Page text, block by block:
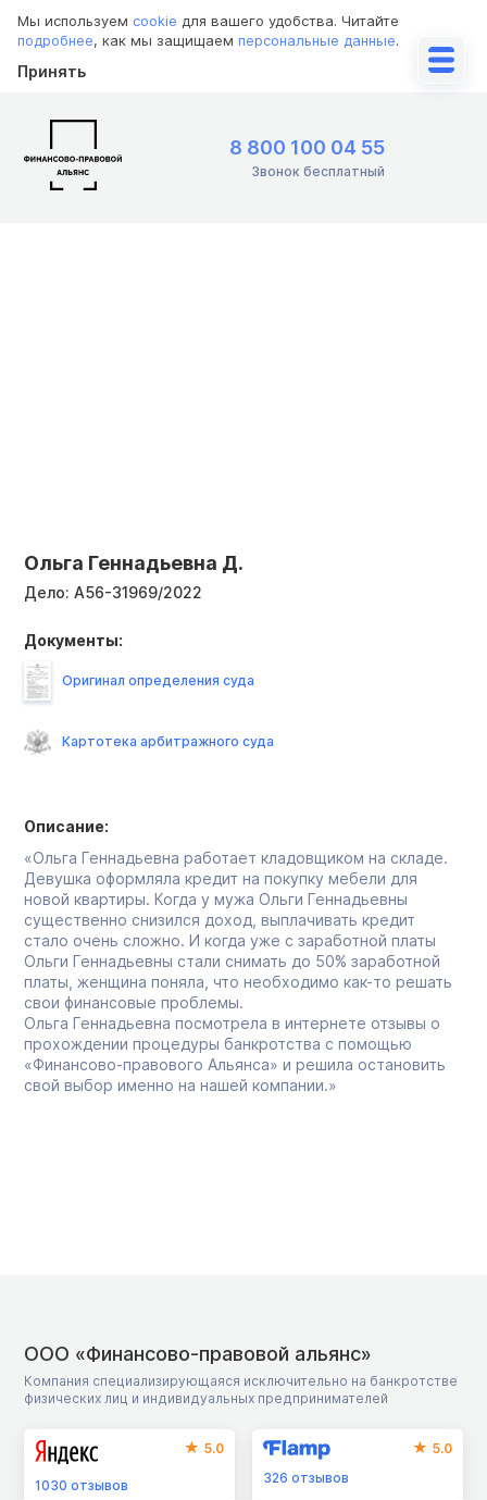
Мы используем cookie для вашего удобства. Читайте
подробнее, как мы защищаем персональные данные.
Принять
8 800 100 04 55
Звонок бесплатный
Ольга Геннадьевна Д.
Дело: А56-31969/2022
Описание:
«Ольга Геннадьевна работает кладовщиком на складе.
Девушка оформляла кредит на покупку мебели для
новой квартиры. Когда у мужа Ольги Геннадьевны
существенно снизился доход, выплачивать кредит
стало очень сложно. И когда уже с заработной платы
Ольги Геннадьевны стали снимать до 50% заработной
платы, женщина поняла, что необходимо как-то решать
свои финансовые проблемы.
Ольга Геннадьевна посмотрела в интернете отзывы о
прохождении процедуры банкротства с помощью
«Финансово-правового Альянса» и решила остановить
свой выбор именно на нашей компании.»
Документы:
Оригинал определения суда
Картотека арбитражного суда
ООО «Финансово-правовой альянс»
Компания специализирующаяся исключительно на банкротстве
физических лиц и индивидуальных предпринимателей
5.0
1030 отзывов
5.0
326отзывов